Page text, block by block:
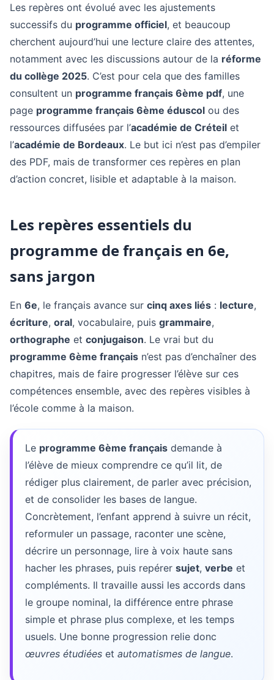
Les repères ont évolué avec les ajustements
successifs du programme officiel, et beaucoup
cherchent aujourd’hui une lecture claire des attentes,
notamment avec les discussions autour de la réforme
du collège 2025. C’est pour cela que des familles
consultent un programme français 6ème pdf, une
page programme français 6ème éduscol ou des
ressources diffusées par l’académie de Créteil et
l’académie de Bordeaux. Le but ici n’est pas d’empiler
des PDF, mais de transformer ces repères en plan
d’action concret, lisible et adaptable à la maison.
Les repères essentiels du
programme de français en 6e,
sans jargon
En 6e, le français avance sur cinq axes liés : lecture,
écriture, oral, vocabulaire, puis grammaire,
orthographe et conjugaison. Le vrai but du
programme 6ème français n’est pas d’enchaîner des
chapitres, mais de faire progresser l’élève sur ces
compétences ensemble, avec des repères visibles à
l’école comme à la maison.
Le programme 6ème français demande à
l’élève de mieux comprendre ce qu’il lit, de
rédiger plus clairement, de parler avec précision,
et de consolider les bases de langue.
Concrètement, l’enfant apprend à suivre un récit,
reformuler un passage, raconter une scène,
décrire un personnage, lire à voix haute sans
hacher les phrases, puis repérer sujet, verbe et
compléments. Il travaille aussi les accords dans
le groupe nominal, la différence entre phrase
simple et phrase plus complexe, et les temps
usuels. Une bonne progression relie donc
œuvres étudiées et automatismes de langue.